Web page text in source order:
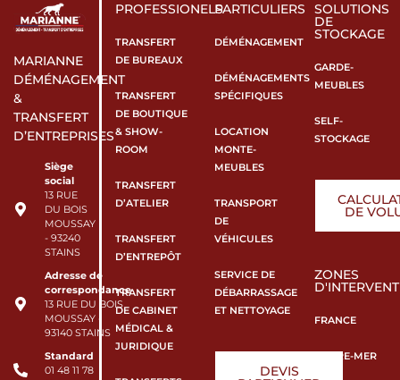
MARIANNE
DÉMÉNAGEMENT
&
TRANSFERT
D’ENTREPRISES
Siège
social
13 RUE
DU BOIS
MOUSSAY
- 93240
STAINS
Adresse de
correspondance
13 RUE DU BOIS
MOUSSAY -
93140 STAINS
Standard
01 48 11 78
PROFESSIONELS
TRANSFERT
DE BUREAUX
TRANSFERT
DE BOUTIQUE
& SHOW-
ROOM
TRANSFERT
D’ATELIER
TRANSFERT
D’ENTREPÔT
TRANSFERT
DE CABINET
MÉDICAL &
JURIDIQUE
PARTICULIERS
DÉMÉNAGEMENT
DÉMÉNAGEMENTS
SPÉCIFIQUES
LOCATION
MONTE-
MEUBLES
TRANSPORT
DE
VÉHICULES
SERVICE DE
DÉBARRASSAGE
ET NETTOYAGE
DEVIS
SOLUTIONS
DE
STOCKAGE
GARDE-
MEUBLES
SELF-
STOCKAGE
DE
ZONES
FRANCE
OUTRE-MER